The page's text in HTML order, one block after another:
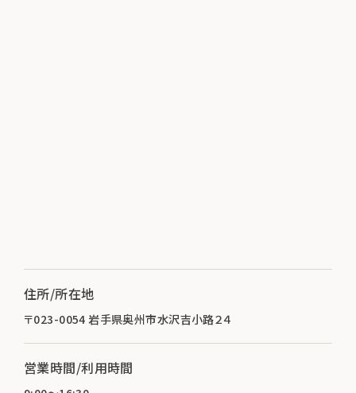
住所/所在地
〒023-0054 岩手県奥州市水沢吉小路２４
営業時間/利用時間